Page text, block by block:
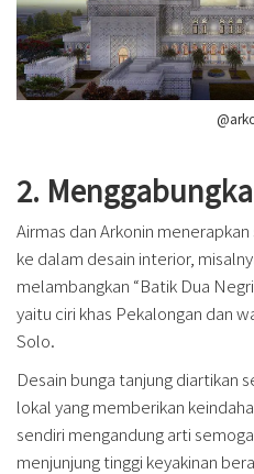
2.
Airmas dan Arkonin
ke dalam desain interior,
melambangkan “Batik Dua
yaitu ciri khas Pekalongan dan
Solo.
Desain bunga tanjung diartikan
lokal yang memberikan
sendiri mengandung arti
menjunjung tinggi keyakinan